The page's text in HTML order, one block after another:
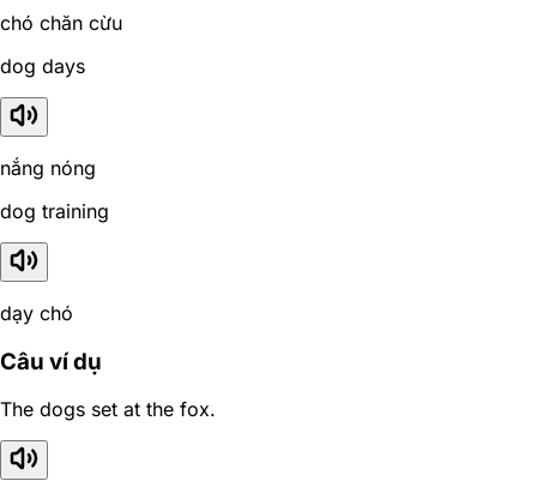
chó chăn cừu
dog days
nắng nóng
dog training
dạy chó
Câu ví dụ
The dogs set at the fox.